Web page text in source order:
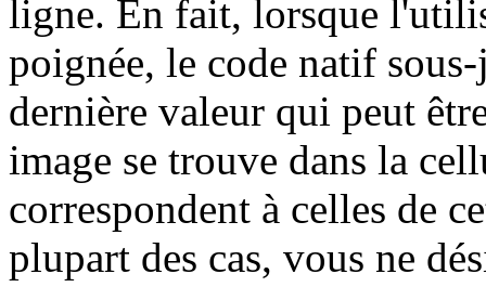
ligne. En fait, lorsque
poignée, le code natif
dernière valeur qui peut
image se trouve dans la
correspondent à celles de
plupart des cas, vous ne